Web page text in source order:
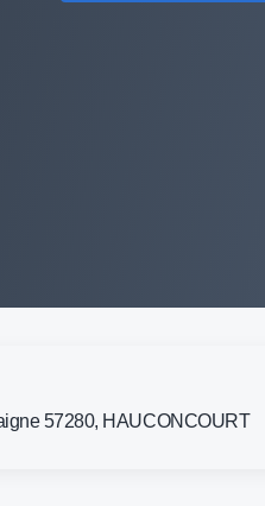
57280, HAUCONCOURT